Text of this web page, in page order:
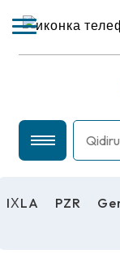
IХLA PZR
IХLA